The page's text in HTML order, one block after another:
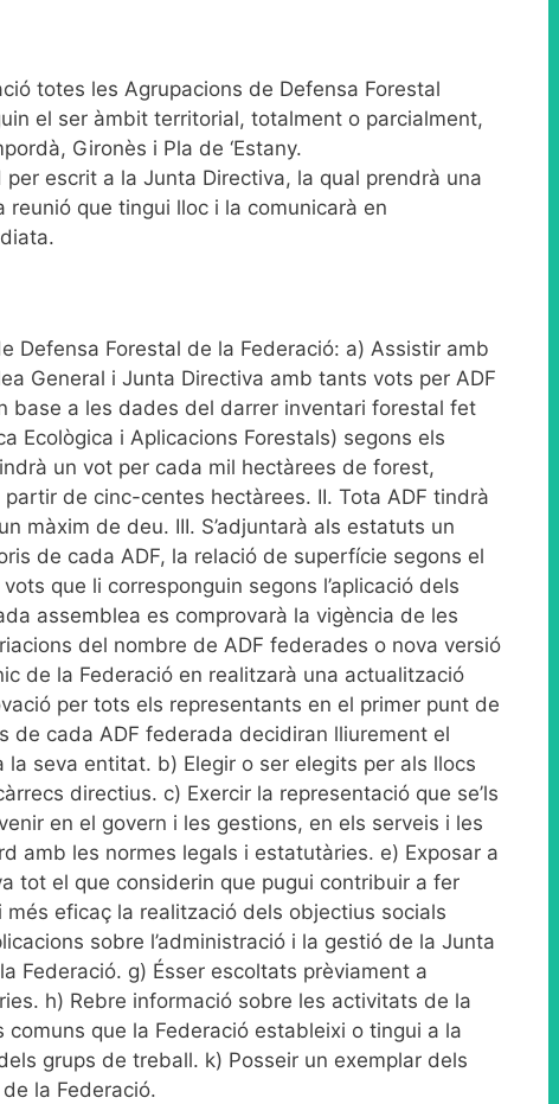
totes les Agrupacions de Defensa Forestal
el ser àmbit territorial, totalment o parcialment,
Gironès i Pla de ‘Estany.
per escrit a la Junta Directiva, la qual prendrà una
que tingui lloc i la comunicarà en
Defensa Forestal de la Federació: a) Assistir amb
General i Junta Directiva amb tants vots per ADF
base a les dades del darrer inventari forestal fet
Ecològica i Aplicacions Forestals) segons els
un vot per cada mil hectàrees de forest,
de cinc-centes hectàrees. II. Tota ADF tindrà
màxim de deu. III. S’adjuntarà als estatuts un
de cada ADF, la relació de superfície segons el
que li corresponguin segons l’aplicació dels
assemblea es comprovarà la vigència de les
del nombre de ADF federades o nova versió
de la Federació en realitzarà una actualització
per tots els representants en el primer punt de
de cada ADF federada decidiran lliurement el
seva entitat. b) Elegir o ser elegits per als llocs
directius. c) Exercir la representació que se’ls
en el govern i les gestions, en els serveis i les
amb les normes legals i estatutàries. e) Exposar a
tot el que considerin que pugui contribuir a fer
eficaç la realització dels objectius socials
sobre l’administració i la gestió de la Junta
Federació. g) Ésser escoltats prèviament a
h) Rebre informació sobre les activitats de la
comuns que la Federació estableixi o tingui a la
grups de treball. k) Posseir un exemplar dels
la Federació.